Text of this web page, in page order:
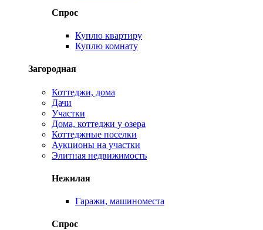
Спрос
Куплю квартиру
Куплю комнату
Загородная
Коттеджи, дома
Дачи
Участки
Дома, коттеджи у озера
Коттеджные поселки
Аукционы на участки
Элитная недвижимость
Нежилая
Гаражи, машиноместа
Спрос